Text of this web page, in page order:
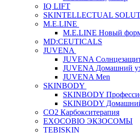
IQ LIFT
SKINTELLECTUAL
M.E.LINE
M.E.LINE Новый
MD:CEUTICALS
JUVENA
JUVENA
JUVENA Домашний
JUVENA Men
SKINBODY
SKINBODY
SKINBODY
CO2 Карбокситерапия
EXOCOBIO ЭКЗОСОМЫ
TEBISKIN